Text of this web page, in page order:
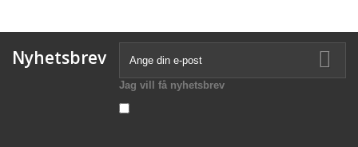
Nyhetsbrev
Jag vill få nyhetsbrev